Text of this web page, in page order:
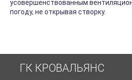
усовершенствованным
погоду, не открывая створку.
ГК КРОВАЛЬЯНС